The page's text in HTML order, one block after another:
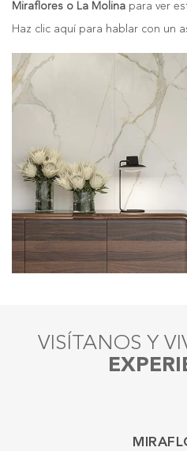
Miraflores o La Molina para ver
Haz clic aquí para hablar con un
VISÍTANOS Y